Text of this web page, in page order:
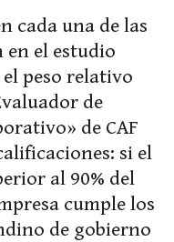
cada una de las
en el estudio
peso relativo
de
de CAF
si el
al 90% del
cumple los
de gobierno